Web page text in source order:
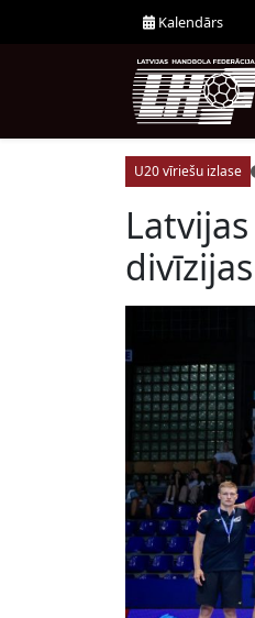
Kalendārs
U20 vīriešu izlase